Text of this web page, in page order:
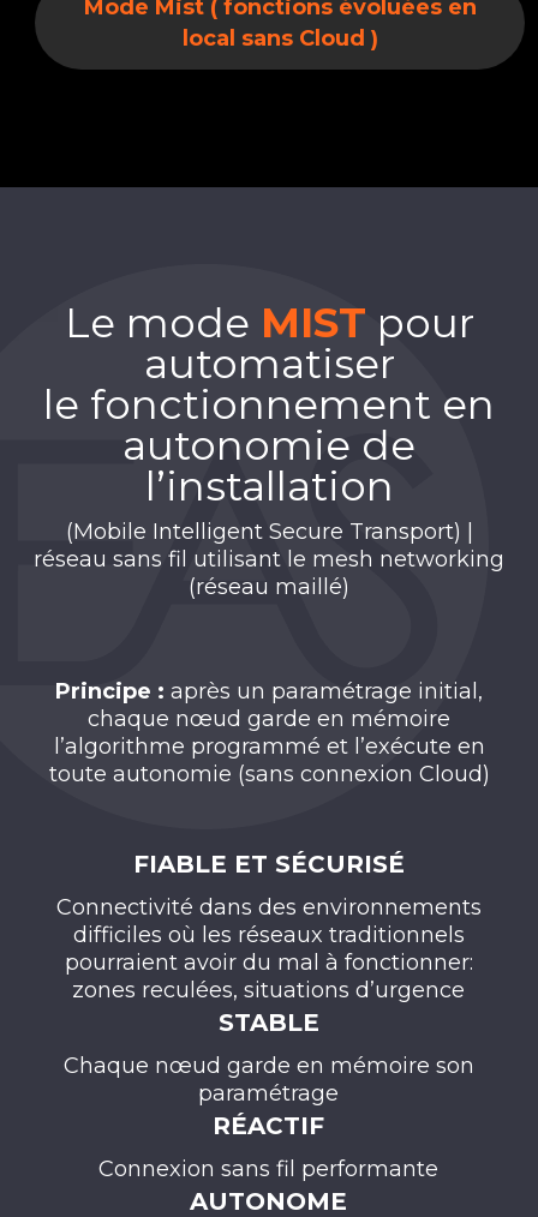
Mode Mist ( fonctions évoluées en
local sans Cloud )
Le mode MIST pour
automatiser​
le fonctionnement en
autonomie de
l’installation
(Mobile Intelligent Secure Transport) |
réseau sans fil utilisant le mesh networking
(réseau maillé)
Principe : après un paramétrage initial,
chaque nœud garde en mémoire
l’algorithme programmé et l’exécute en
toute autonomie (sans connexion Cloud)​
FIABLE ET SÉCURISÉ
Connectivité dans des environnements
difficiles où les réseaux traditionnels
pourraient avoir du mal à fonctionner:
zones reculées, situations d’urgence
STABLE
Chaque nœud garde en mémoire son
paramétrage​
RÉACTIF
Connexion sans fil performante​
AUTONOME